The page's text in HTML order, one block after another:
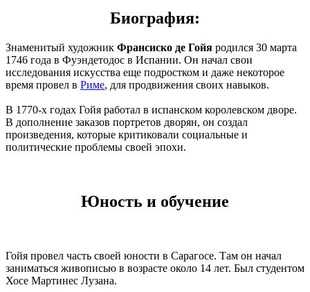
Биография:
Знаменитый художник Франсиско де Гойя родился 30 марта
1746 года в Фуэндетодос в Испании. Он начал свои
исследования искусства еще подростком и даже некоторое
время провел в Риме, для продвижения своих навыков.
В 1770-х годах Гойя работал в испанском королевском дворе.
В дополнение заказов портретов дворян, он создал
произведения, которые критиковали социальные и
политические проблемы своей эпохи.
Юность и обучение
Гойя провел часть своей юности в Сарагосе. Там он начал
заниматься живописью в возрасте около 14 лет. Был студентом
Хосе Мартинес Лузана.